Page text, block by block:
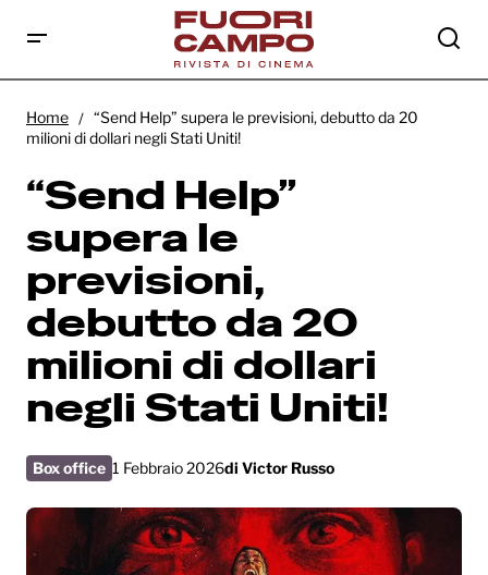
da 20 milioni di dollari negli Stati Uniti!
Home
“Send Help” supera le previsioni, debutto da 20
milioni di dollari negli Stati Uniti!
“Send Help”
supera le
previsioni,
debutto da 20
milioni di dollari
negli Stati Uniti!
Box office 1 Febbraio 2026di Victor Russo